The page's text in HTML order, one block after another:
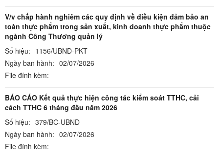
V/v chấp hành nghiêm các quy định về điều kiện đảm bảo an
toàn thực phẩm trong sản xuất, kinh doanh thực phẩm thuộc
ngành Công Thương quản lý
Số hiệu: 1156/UBND-PKT
Ngày ban hành: 02/07/2026
File đính kèm:
BÁO CÁO Kết quả thực hiện công tác kiểm soát TTHC, cải
cách TTHC 6 tháng đầu năm 2026
Số hiệu: 379/BC-UBND
Ngày ban hành: 02/07/2026
File đính kèm: